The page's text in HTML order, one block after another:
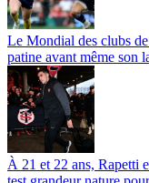
Le Mondial des clubs
patine avant même son
À 21 et 22 ans, Rapetti